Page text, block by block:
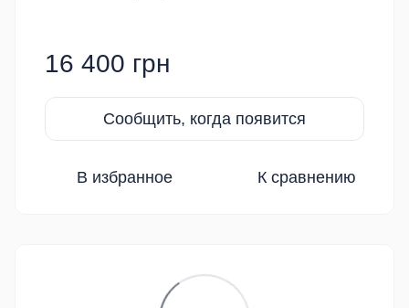
16 400 грн
Сообщить, когда появится
В избранное К сравнению